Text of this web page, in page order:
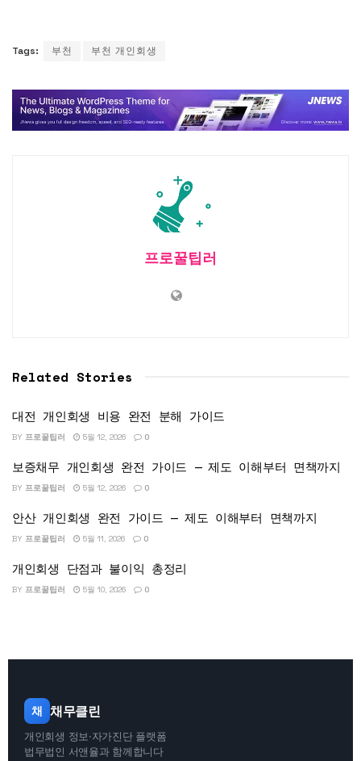
Tags: 부천 부천 개인회생
프로꿀팁러
Related Stories
대전 개인회생 비용 완전 분해 가이드
BY 프로꿀팁러 5월 12, 2026 0
보증채무 개인회생 완전 가이드 — 제도 이해부터 면책까지
BY 프로꿀팁러 5월 12, 2026 0
안산 개인회생 완전 가이드 — 제도 이해부터 면책까지
BY 프로꿀팁러 5월 11, 2026 0
개인회생 단점과 불이익 총정리
BY 프로꿀팁러 5월 10, 2026 0
채 채무클린
개인회생 정보·자가진단 플랫폼
법무법인 서앤율과 함께합니다